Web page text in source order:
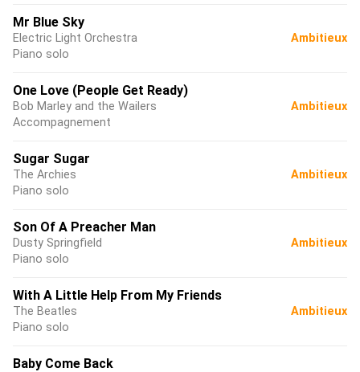
Mr Blue Sky
Electric Light Orchestra
Piano solo
Ambitieux
One Love (People Get Ready)
Bob Marley and the Wailers
Accompagnement
Ambitieux
Sugar Sugar
The Archies
Piano solo
Ambitieux
Son Of A Preacher Man
Dusty Springfield
Piano solo
Ambitieux
With A Little Help From My Friends
The Beatles
Piano solo
Ambitieux
Baby Come Back